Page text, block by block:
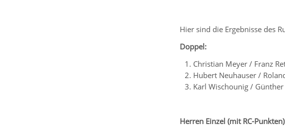
Hier sind die Ergebnisse des
Doppel:
Christian Meyer / Franz
Hubert Neuhauser /
Karl Wischounig /
Herren Einzel (mit RC-